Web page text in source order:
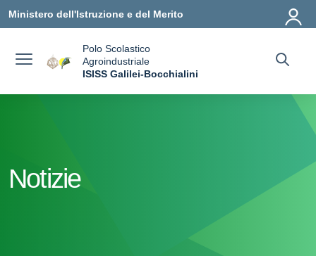
Ministero dell'Istruzione e del Merito
Polo Scolastico
Agroindustriale
ISISS Galilei-Bocchialini
Notizie